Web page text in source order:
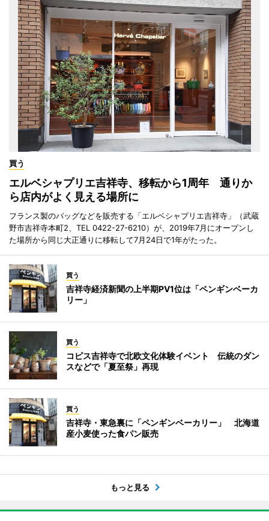
買う
エルベシャプリエ吉祥寺、移転から1周年 通りか
ら店内がよく見える場所に
フランス製のバッグなどを販売する「エルベシャプリエ吉祥寺」（武蔵
野市吉祥寺本町2、TEL 0422-27-6210）が、2019年7月にオープンし
た場所から同じ大正通りに移転して7月24日で1年がたった。
買う
吉祥寺経済新聞の上半期PV1位は「ペンギンベーカ
リー」
買う
コピス吉祥寺で北欧文化体験イベント 伝統のダン
スなどで「夏至祭」再現
買う
吉祥寺・東急裏に「ペンギンベーカリー」 北海道
産小麦使った食パン販売
もっと見る